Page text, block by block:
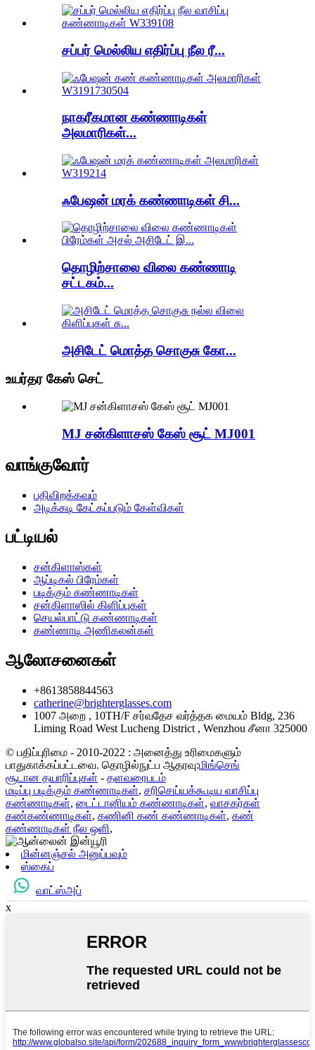
சப்பர் மெல்லிய எதிர்ப்பு நீல ரீ...
நாகரீகமான கண்ணாடிகள்
அலமாரிகள்...
ஃபேஷன் மரக் கண்ணாடிகள் சி...
தொழிற்சாலை விலை கண்ணாடி
சட்டகம்...
அசிடேட் மொத்த சொகுசு கோ...
உயர்தர கேஸ் செட்
MJ சன்கிளாசஸ் கேஸ் சூட் MJ001
வாங்குவோர்
பதிவிறக்கவும்
அடிக்கடி கேட்கப்படும் கேள்விகள்
பட்டியல்
சன்கிளாஸ்கள்
ஆப்டிகல் பிரேம்கள்
படிக்கும் கண்ணாடிகள்
சன்கிளாஸில் கிளிப்புகள்
செயல்பாட்டு கண்ணாடிகள்
கண்ணாடி அணிகலன்கள்
ஆலோசனைகள்
+8613858844563
catherine@brighterglasses.com
1007 அறை , 10TH/F சர்வதேச வர்த்தக மையம் Bldg, 236
Liming Road West Lucheng District , Wenzhou சீனா 325000
© பதிப்புரிமை - 2010-2022 : அனைத்து உரிமைகளும்
பாதுகாக்கப்பட்டவை. தொழில்நுட்ப ஆதரவு:மிங்செங்
சூடான தயாரிப்புகள் - தளவரைபடம்
மடிப்பு படிக்கும் கண்ணாடிகள், சரிசெய்யக்கூடிய வாசிப்பு
கண்ணாடிகள், டைட்டானியம் கண்ணாடிகள், வாசகர்கள்
கண்கண்ணாடிகள், கணினி கண் கண்ணாடிகள், கண்
கண்ணாடிகள் நீல ஒளி,
மின்னஞ்சல் அனுப்பவும்
ஸ்கைப்
வாட்ஸ்அப்
x